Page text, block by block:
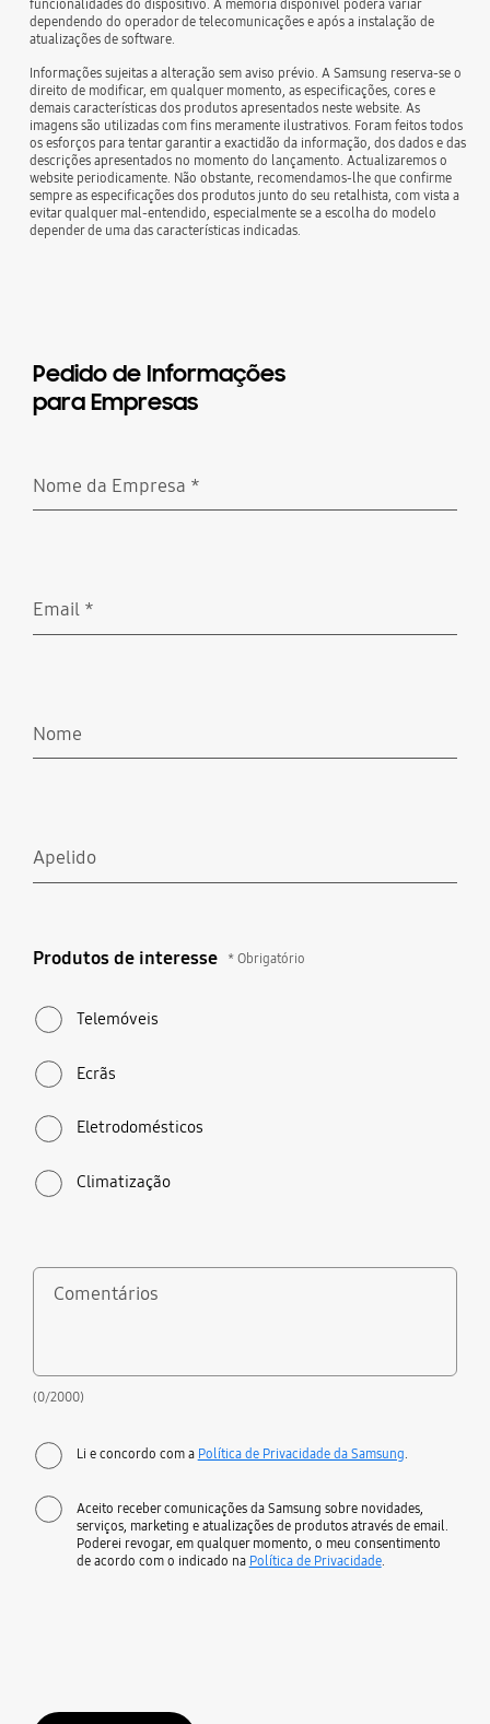
funcionalidades do dispositivo. A memória disponível poderá variar
dependendo do operador de telecomunicações e após a instalação de
atualizações de software.
Informações sujeitas a alteração sem aviso prévio. A Samsung reserva-se o
direito de modificar, em qualquer momento, as especificações, cores e
demais características dos produtos apresentados neste website. As
imagens são utilizadas com fins meramente ilustrativos. Foram feitos todos
os esforços para tentar garantir a exactidão da informação, dos dados e das
descrições apresentados no momento do lançamento. Actualizaremos o
website periodicamente. Não obstante, recomendamos-lhe que confirme
sempre as especificações dos produtos junto do seu retalhista, com vista a
evitar qualquer mal-entendido, especialmente se a escolha do modelo
depender de uma das características indicadas.
Pedido de Informações
para Empresas
Nome da Empresa *
Email *
Nome
Apelido
Produtos de interesse * Obrigatório
Telemóveis
Ecrãs
Eletrodomésticos
Climatização
Comentários
(0/2000)
Li e concordo com a Política de Privacidade da Samsung.
Aceito receber comunicações da Samsung sobre novidades,
serviços, marketing e atualizações de produtos através de email.
Poderei revogar, em qualquer momento, o meu consentimento
de acordo com o indicado na Política de Privacidade.